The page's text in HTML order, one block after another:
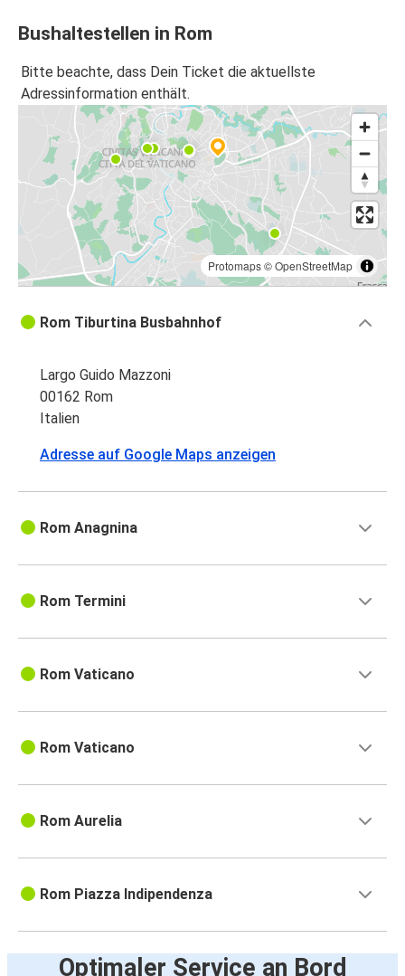
Bushaltestellen in Rom
Bitte beachte, dass Dein Ticket die aktuellste
Adressinformation enthält.
Protomaps©OpenStreetMap
Rom Tiburtina Busbahnhof
Largo Guido Mazzoni
00162 Rom
Italien
Adresse auf Google Maps anzeigen
Rom Anagnina
Rom Termini
Rom Vaticano
Rom Vaticano
Rom Aurelia
Rom Piazza Indipendenza
Optimaler Service an Bord